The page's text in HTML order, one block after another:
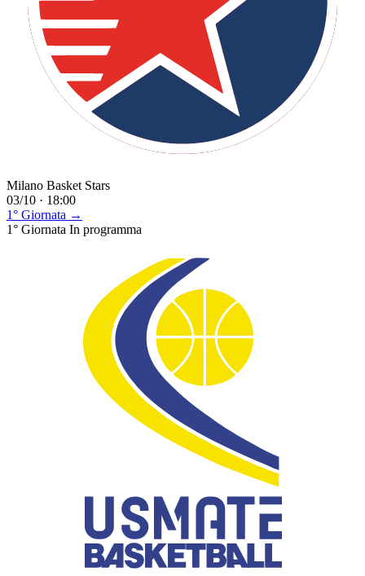
Milano Basket Stars
03/10 · 18:00
1° Giornata →
1° Giornata In programma